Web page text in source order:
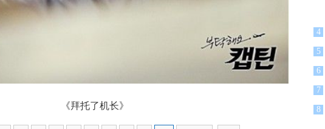
4
5
6
7
8
《拜托了机长》